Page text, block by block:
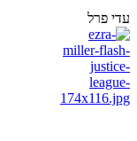
עדי פרל